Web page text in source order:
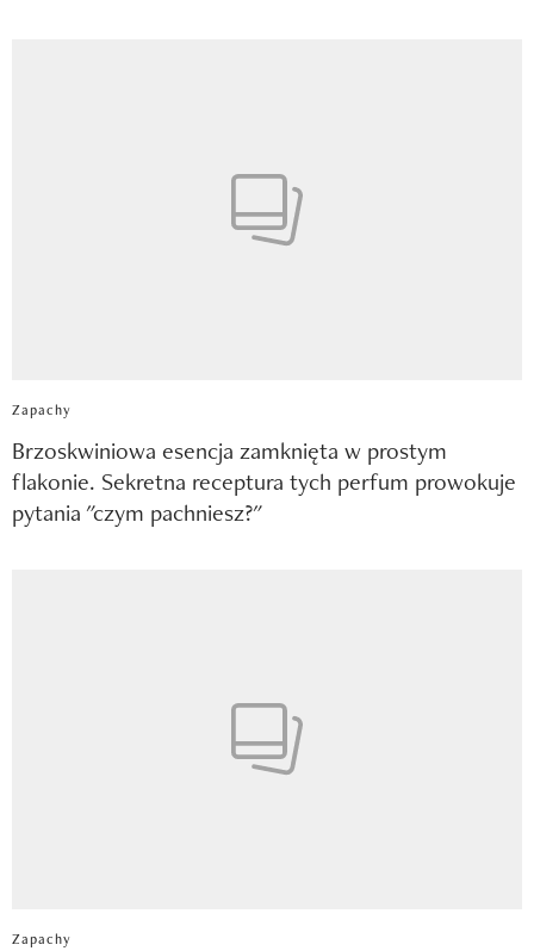
Zapachy
Brzoskwiniowa esencja zamknięta w prostym
flakonie. Sekretna receptura tych perfum prowokuje
pytania "czym pachniesz?"
Zapachy